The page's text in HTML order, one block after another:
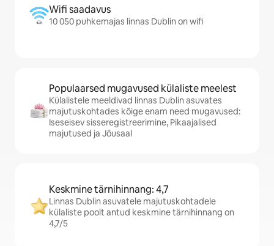
Wifi saadavus
10 050 puhkemajas linnas Dublin on wifi
Populaarsed mugavused külaliste meelest
Külalistele meeldivad linnas Dublin asuvates
majutuskohtades kõige enam need mugavused:
Iseseisev sisseregistreerimine, Pikaajalised
majutused ja Jõusaal
Keskmine tärnihinnang: 4,7
Linnas Dublin asuvatele majutuskohtadele
külaliste poolt antud keskmine tärnihinnang on
4,7/5